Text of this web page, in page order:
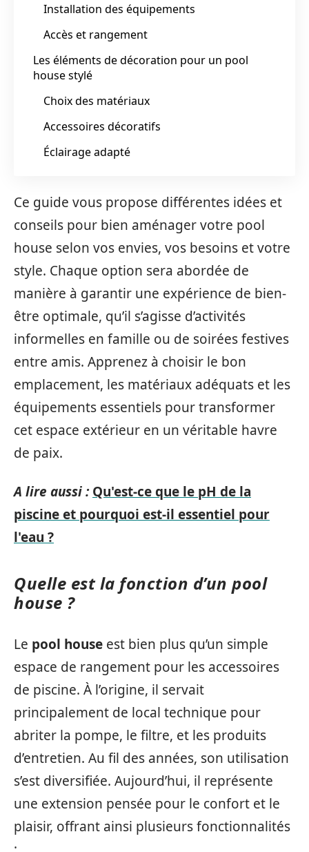
Installation des équipements
Accès et rangement
Les éléments de décoration pour un pool
house stylé
Choix des matériaux
Accessoires décoratifs
Éclairage adapté
Ce guide vous propose différentes idées et
conseils pour bien aménager votre pool
house selon vos envies, vos besoins et votre
style. Chaque option sera abordée de
manière à garantir une expérience de bien-
être optimale, qu’il s’agisse d’activités
informelles en famille ou de soirées festives
entre amis. Apprenez à choisir le bon
emplacement, les matériaux adéquats et les
équipements essentiels pour transformer
cet espace extérieur en un véritable havre
de paix.
A lire aussi : Qu'est-ce que le pH de la
piscine et pourquoi est-il essentiel pour
l'eau ?
Quelle est la fonction d’un pool
house ?
Le pool house est bien plus qu’un simple
espace de rangement pour les accessoires
de piscine. À l’origine, il servait
principalement de local technique pour
abriter la pompe, le filtre, et les produits
d’entretien. Au fil des années, son utilisation
s’est diversifiée. Aujourd’hui, il représente
une extension pensée pour le confort et le
plaisir, offrant ainsi plusieurs fonctionnalités